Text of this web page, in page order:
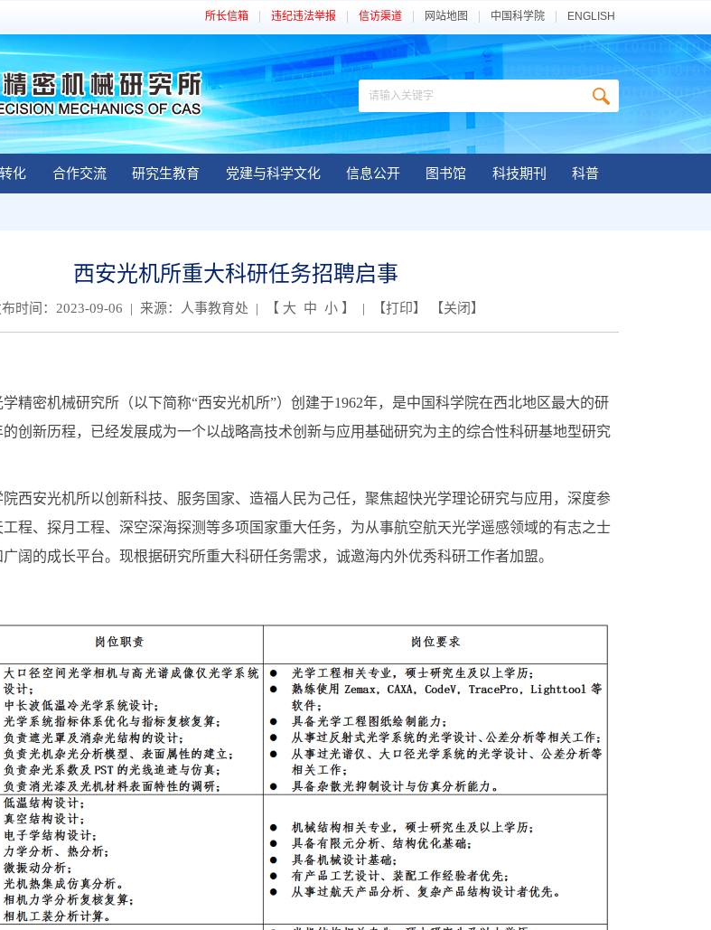
所长信箱 违纪违法举报 信访渠道 网站地图 中国科学院 ENGLISH
化 合作交流 研究生教育 党建与科学文化 信息公开 图书馆 科技期刊 科普
西安光机所重大科研任务招聘启事
布时间：2023-09-06 | 来源：人事教育处 | 【 大 中 小】 | 【打印】 【关闭 】
密机械研究所（以下简称“西安光机所”）创建于1962年，是中国科学院在西北地区最大的研
创新历程，已经发展成为一个以战略高技术创新与应用基础研究为主的综合性科研基地型研究
安光机所以创新科技、服务国家、造福人民为己任，聚焦超快光学理论研究与应用，深度参
程、探月工程、深空深海探测等多项国家重大任务，为从事航空航天光学遥感领域的有志之士
阔的成长平台。现根据研究所重大科研任务需求，诚邀海内外优秀科研工作者加盟。